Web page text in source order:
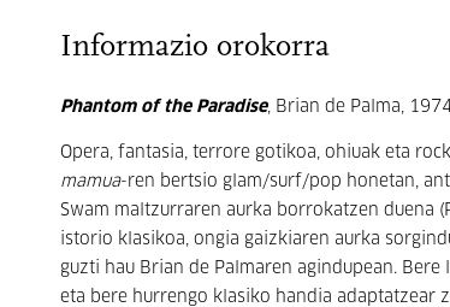
Informazio orokorra
Phantom of the Paradise, Brian de Palma,
Opera, fantasia, terrore gotikoa, ohiuak eta
mamua-ren bertsio glam/surf/pop honetan,
Swam maltzurraren aurka borrokatzen duena
istorio klasikoa, ongia gaizkiaren aurka
guzti hau Brian de Palmaren agindupean.
eta bere hurrengo klasiko handia adaptatzear